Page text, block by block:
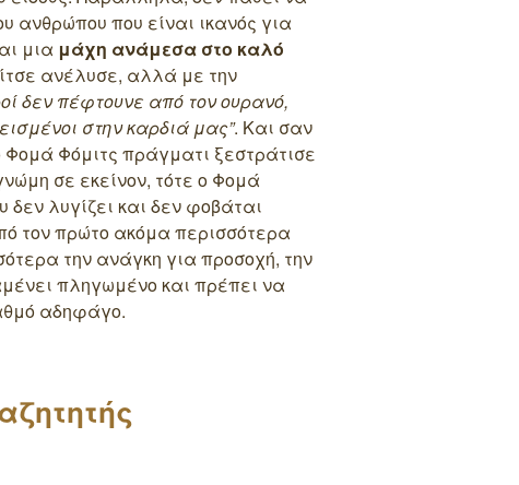
ανθρώπου που είναι ικανός για
μια μάχη ανάμεσα στο καλό
ανέλυσε, αλλά με την
δεν πέφτουνε από τον ουρανό,
στην καρδιά μας”. Και σαν
Φόμιτς πράγματι ξεστράτισε
σε εκείνον, τότε ο Φομά
λυγίζει και δεν φοβάται
τον πρώτο ακόμα περισσότερα
την ανάγκη για προσοχή, την
πληγωμένο και πρέπει να
αδηφάγο.